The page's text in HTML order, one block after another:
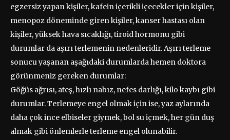
egzersiz yapan kişiler, kafein içerikli içecekler için kişiler,
menopoz döneminde giren kişiler, kanser hastası olan
kişiler, yüksek hava sıcaklığı, tiroid hormonu gibi
durumlar da aşırı terlemenin nedenleridir. Aşırı terleme
sonucu yaşanan aşağıdaki durumlarda hemen doktora
görünmeniz gereken durumlar:
Göğüs ağrısı, ateş, hızlı nabız, nefes darlığı, kilo kaybı gibi
durumlar. Terlemeye engel olmak için ise, yaz aylarında
daha çok ince elbiseler giymek, bol su içmek, her gün duş
almak gibi önlemlerle terleme engel olunabilir.